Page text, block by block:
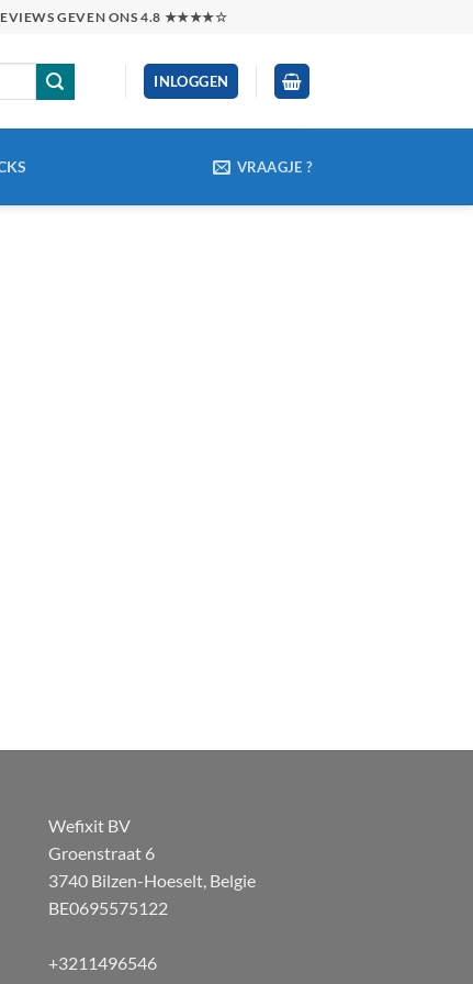
GEVEN ONS 4.8 ★★★★☆
INLOGGEN
VRAAGJE ?
Wefixit BV
Groenstraat 6
3740 Bilzen-Hoeselt, Belgie
BE0695575122
+3211496546